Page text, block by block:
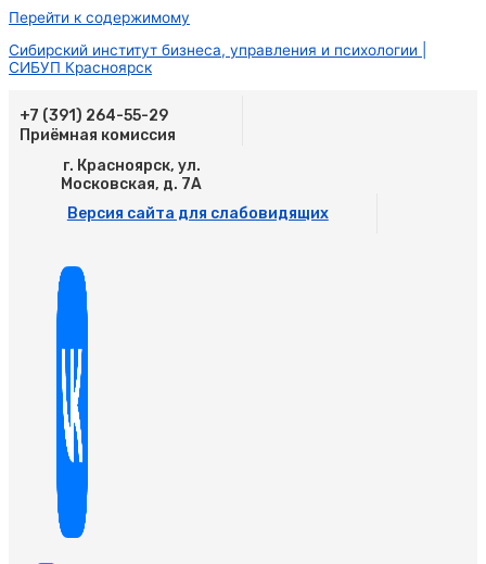
Перейти к содержимому
Сибирский институт бизнеса, управления и психологии |
СИБУП Красноярск
+7 (391) 264-55-29
Приёмная комиссия
г. Красноярск, ул.
Московская, д. 7А
Версия сайта для слабовидящих